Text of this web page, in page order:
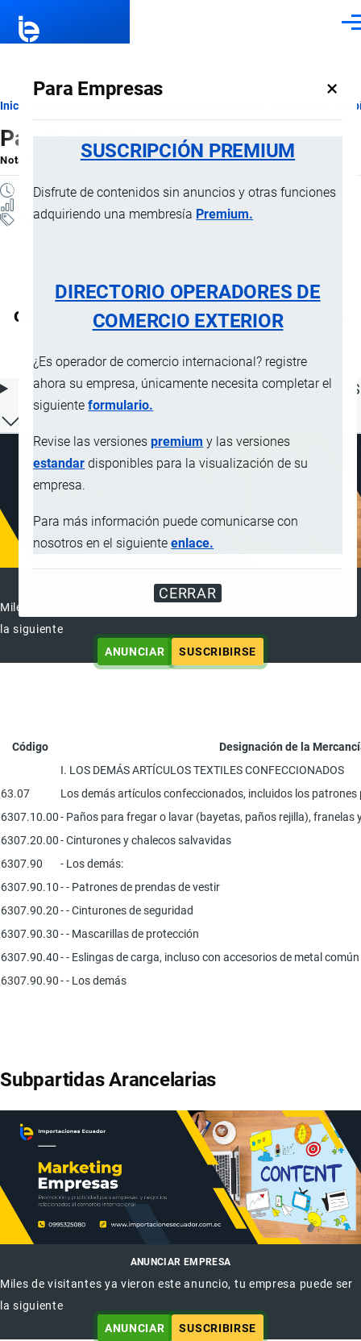
Para Empresas ×
SUSCRIPCIÓN PREMIUM
Disfrute de contenidos sin anuncios y otras funciones
adquiriendo una membresía Premium.
DIRECTORIO OPERADORES DE
COMERCIO EXTERIOR
¿Es operador de comercio internacional? registre
ahora su empresa, únicamente necesita completar el
siguienteformulario.
Revise las versionespremium y las versiones
estandar disponibles para la visualización de su
empresa.
Para más información puede comunicarse con
nosotros en el siguienteenlace.
CERRAR
Ruta
de
navegación
Inicio
Partida 63.07
Nota ExplicativaporImportaciones …, 20 Julio, 2024
7 MINUTOS
Notas Explicativas
63.07 Los demás artículos
confeccionados, incluidos los patrones
ÍNDICE DE CONTENIDOS
ANUNCIAR EMPRESA
Miles de visitantes ya vieron este anuncio, tu empresa puede ser
la siguiente
ANUNCIAR
SUSCRIBIRSE
Código
Designación de la
I. LOS DEMÁS ARTÍCULOS TEXTILES CONFECCIONADOS
63.07
Los demás artículos confeccionados, incluidos los patrones
6307.10.00- Paños para fregar o lavar (bayetas, paños rejilla), franelas
6307.20.00- Cinturones y chalecos salvavidas
6307.90
- Los demás:
6307.90.10- - Patrones de prendas de vestir
6307.90.20- - Cinturones de seguridad
6307.90.30- - Mascarillas de protección
6307.90.40- - Eslingas de carga, incluso con accesorios de metal común
6307.90.90- - Los demás
Subpartidas Arancelarias
ANUNCIAR EMPRESA
Miles de visitantes ya vieron este anuncio, tu empresa puede ser
la siguiente
ANUNCIAR
SUSCRIBIRSE